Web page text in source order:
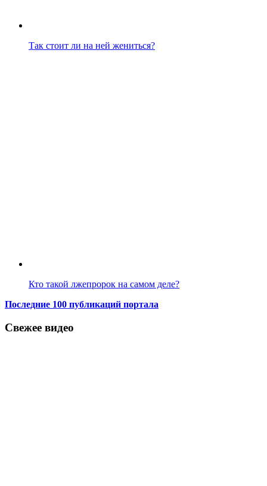
Так стоит ли на ней жениться?
Кто такой лжепророк на самом деле?
Последние 100 публикаций портала
Свежее видео